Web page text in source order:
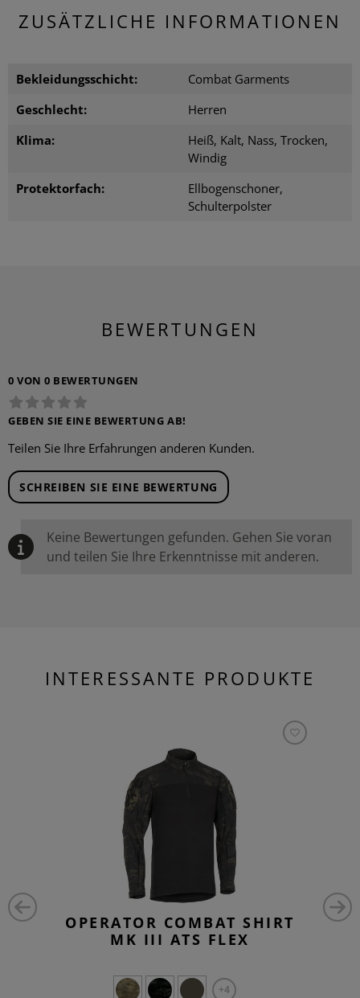
ZUSÄTZLICHE INFORMATIONEN
Bekleidungsschicht:
Combat Garments
Geschlecht:
Herren
Klima:
Heiß, Kalt, Nass, Trocken,
Windig
Protektorfach:
Ellbogenschoner,
Schulterpolster
BEWERTUNGEN
0 VON 0 BEWERTUNGEN
GEBEN SIE EINE BEWERTUNG AB!
Teilen Sie Ihre Erfahrungen anderen Kunden.
SCHREIBEN SIE EINE BEWERTUNG
Keine Bewertungen gefunden. Gehen Sie voran
und teilen Sie Ihre Erkenntnisse mit anderen.
INTERESSANTE PRODUKTE
OPERATOR COMBAT SHIRT
MK III ATS FLEX
+4